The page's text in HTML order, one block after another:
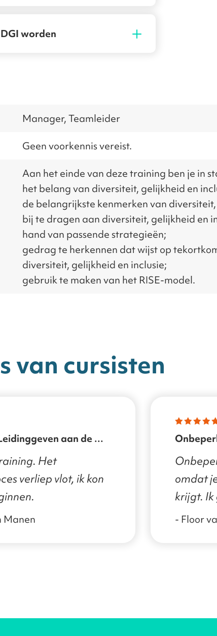
worden
Manager, Teamleider
Geen voorkennis vereist.
Aan het einde van deze training ben je in
het belang van diversiteit, gelijkheid en
de belangrijkste kenmerken van
bij te dragen aan diversiteit, gelijkheid en
hand van passende strategieën;
gedrag te herkennen dat wijst op
diversiteit, gelijkheid en inclusie;
gebruik te maken van het RISE-model.
van cursisten
Het
verliep vlot, ik kon
Manen
omdat
krijgt. Ik
kort,
- Floor